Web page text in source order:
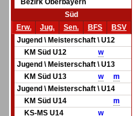
Bezirk Oberbayern
Süd
Erw.
Jug. Sen. BFS
BSV
Jugend \ Meisterschaft \ U12
KM Süd U12
w
Jugend \ Meisterschaft \ U13
KM Süd U13
w
m
Jugend \ Meisterschaft \ U14
KM Süd U14
m
KS-MS U14
w